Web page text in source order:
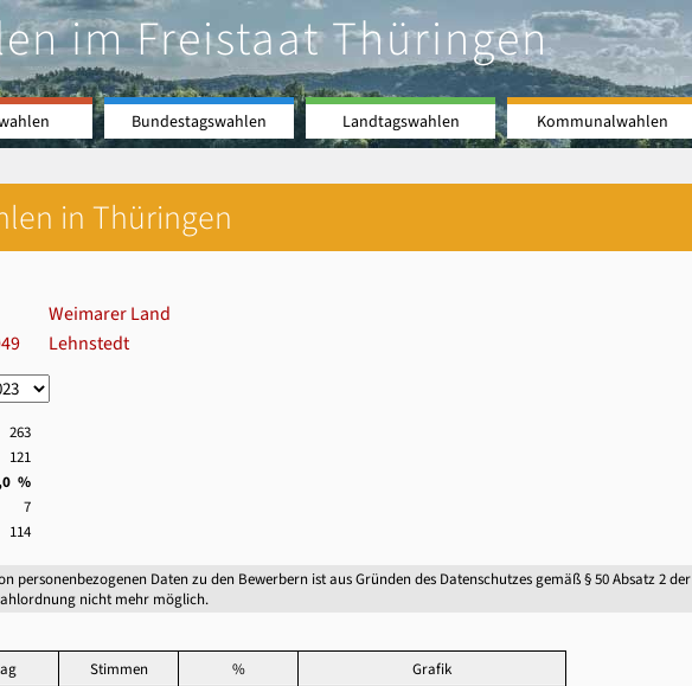
im Freistaat Thüringen
Bundestagswahlen Landtagswahlen Kommunalwahlen
in Thüringen
Weimarer Land
Lehnstedt
263
121
%
7
114
personenbezogenen Daten zu den Bewerbern ist aus Gründen des Datenschutzes gemäß § 50 Absatz 2 der
nicht mehr möglich.
Stimmen %
Grafik